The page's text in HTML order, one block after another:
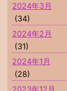
2024年3月
(34)
2024年2月
(31)
2024年1月
(28)
2023年12月